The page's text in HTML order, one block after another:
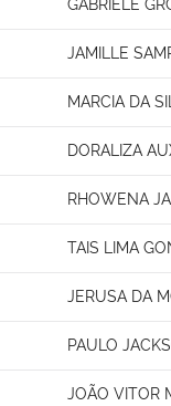
GABRIELE
JAMILLE
MARCIA DA
DORALIZA
RHOWENA
TAIS LIMA
JERUSA DA
PAULO
JOÃO VITOR